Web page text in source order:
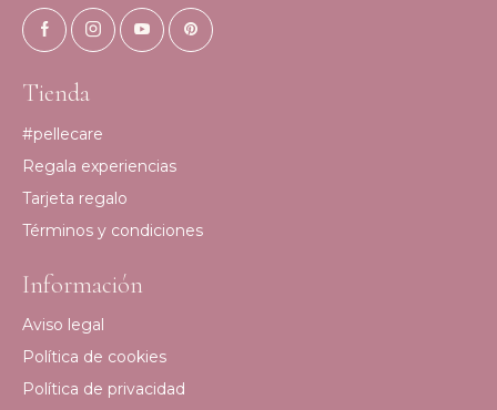
Tienda
#pellecare
Regala experiencias
Tarjeta regalo
Términos y condiciones
Información
Aviso legal
Política de cookies
Política de privacidad